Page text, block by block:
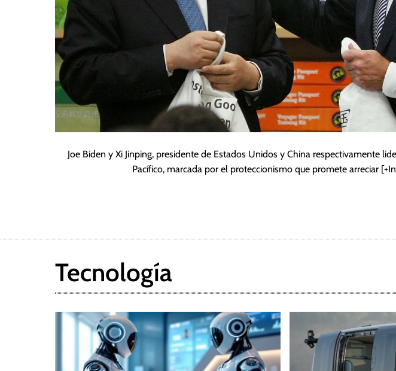
Joe Biden y Xi Jinping, presidente de Estados Unidos y China respectivamente
Pacífico, marcada por el proteccionismo que promete arreciar
Tecnología